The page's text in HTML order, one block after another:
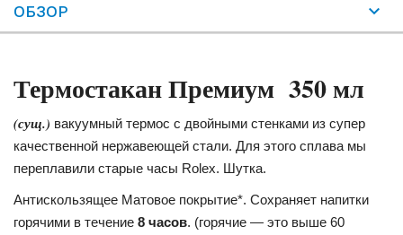
ОБЗОР
Термостакан Премиум 350 мл
(сущ.) вакуумный термос с двойными стенками из супер
качественной нержавеющей стали. Для этого сплава мы
переплавили старые часы Rolex. Шутка.
Антискользящее Матовое покрытие*. Сохраняет напитки
горячими в течение 8 часов. (горячие — это выше 60